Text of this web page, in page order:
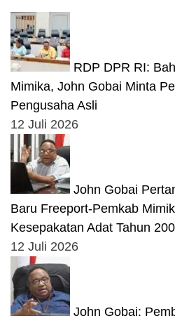
RDP DPR RI:
Mimika, John Gobai Minta
Pengusaha Asli
12 Juli 2026
John Gobai
Baru Freeport-Pemkab
Kesepakatan Adat Tahun
12 Juli 2026
John Gobai: